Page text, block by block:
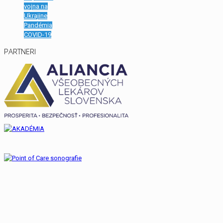
vojna na
Ukrajine
Pandémia
COVID-19
PARTNERI